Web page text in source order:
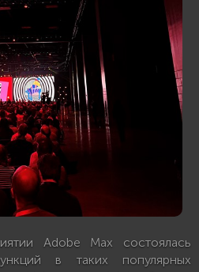
Adobe Max состоялась
в таких популярных